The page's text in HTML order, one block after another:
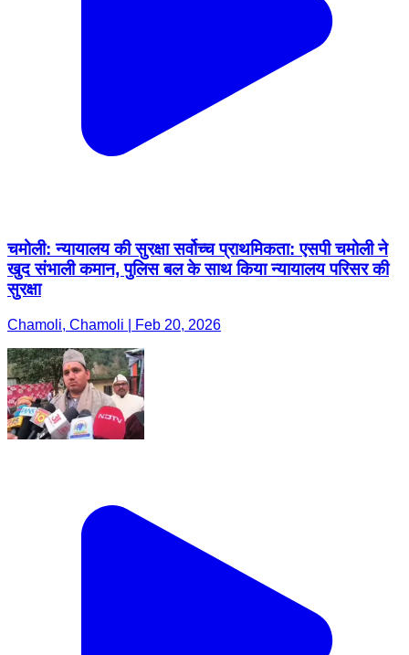
चमोली: न्यायालय की सुरक्षा सर्वोच्च प्राथमिकता: एसपी चमोली ने
खुद संभाली कमान, पुलिस बल के साथ किया न्यायालय परिसर की
सुरक्षा
Chamoli, Chamoli | Feb 20, 2026